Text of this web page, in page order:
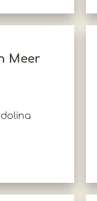
Meer